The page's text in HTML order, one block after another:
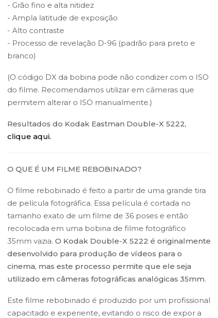
- Grão fino e alta nitidez
- Ampla latitude de exposição
- Alto contraste
- Processo de revelação D-96 (padrão para preto e
branco)
(O código DX da bobina pode não condizer com o ISO
do filme. Recomendamos utilizar em câmeras que
permitem alterar o ISO manualmente.)
Resultados do Kodak Eastman Double-X 5222,
clique aqui.
O QUE É UM FILME REBOBINADO?
O filme rebobinado é feito a partir de uma grande tira
de película fotográfica. Essa película é cortada no
tamanho exato de um filme de 36 poses e então
recolocada em uma bobina de filme fotográfico
35mm vazia. O Kodak Double-X 5222 é originalmente
desenvolvido para produção de vídeos para o
cinema, mas este processo permite que ele seja
utilizado em câmeras fotográficas analógicas 35mm.
Este filme rebobinado é produzido por um profissional
capacitado e experiente, evitando o risco de expor a